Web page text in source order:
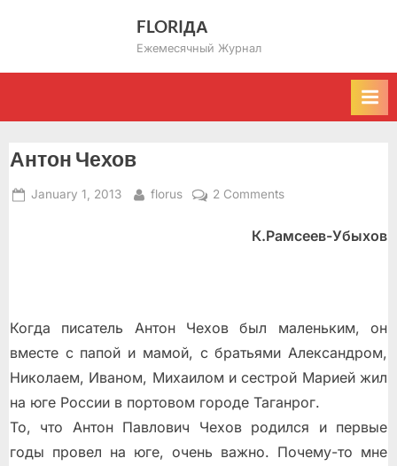
FLORIДА
Ежемесячный Журнал
Антон Чехов
Posted
January 1, 2013 By
florus 2 Commentson
Чехов
К.Рамсеев-Убыхов
Когда писатель Антон Чехов был маленьким, он
вместе с папой и мамой, с братьями Александром,
Николаем, Иваном, Михаилом и сестрой Марией жил
на юге России в портовом городе Таганрог.
То, что Антон Павлович Чехов родился и первые
годы провел на юге, очень важно. Почему-то мне